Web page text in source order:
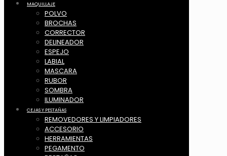
MAQUILLAJE
POLVO
BROCHAS
CORRECTOR
DELINEADOR
ESPEJO
LABIAL
MASCARA
RUBOR
SOMBRA
ILUMINADOR
CEJAS Y PESTAÑAS
REMOVEDORES Y LIMPIADORES
ACCESORIO
HERRAMIENTAS
PEGAMENTO